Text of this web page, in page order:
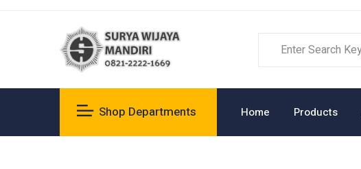
Shop Departments Home Products